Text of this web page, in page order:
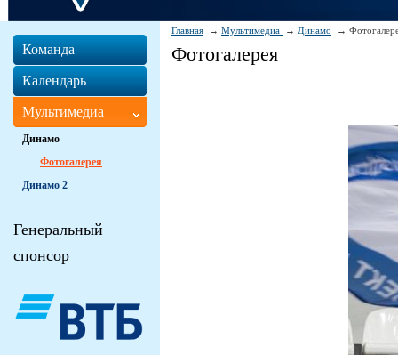
Главная Мультимедиа Динамо
Фотогалерея
Команда
Календарь
Мультимедиа
Динамо
Фотогалерея
Динамо 2
Генеральный
спонсор